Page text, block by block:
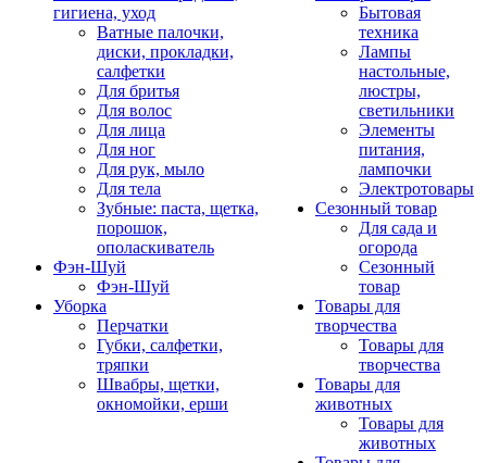
гигиена, уход
Ватные палочки,
диски, прокладки,
салфетки
Для бритья
Для волос
Для лица
Для ног
Для рук, мыло
Для тела
Зубные: паста, щетка,
порошок,
ополаскиватель
Фэн-Шуй
Фэн-Шуй
Уборка
Перчатки
Губки, салфетки,
тряпки
Швабры, щетки,
окномойки, ерши
Бытовая
техника
Лампы
настольные,
люстры,
светильники
Элементы
питания,
лампочки
Электротовары
Сезонный товар
Для сада и
огорода
Сезонный
товар
Товары для
творчества
Товары для
творчества
Товары для
животных
Товары для
животных